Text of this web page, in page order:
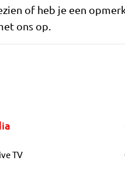
of heb je een
ons op.
TV